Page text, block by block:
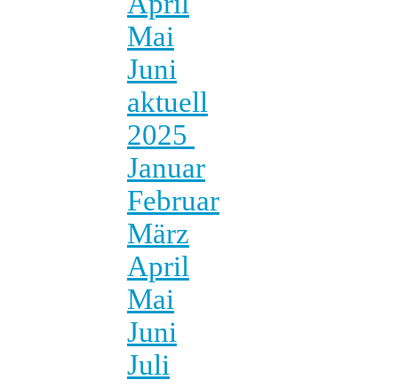
Mai
Juni
aktuell
2025
Januar
Februar
März
April
Mai
Juni
Juli